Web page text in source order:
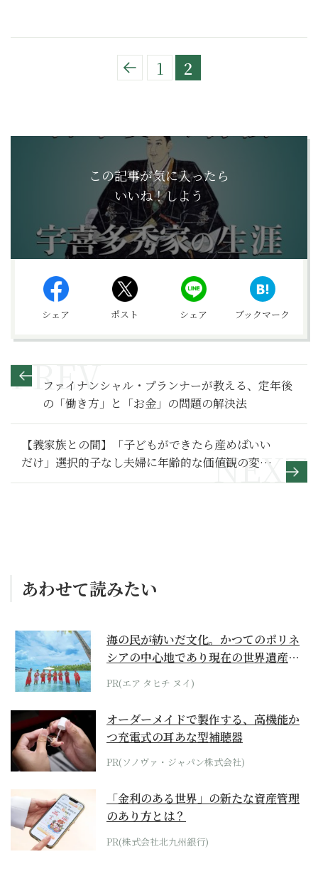
1 2
この記事が気に入ったら
いいね！しよう
シェア ポスト シェア ブックマーク
ファイナンシャル・プランナーが教える、定年後
の「働き方」と「お金」の問題の解決法
【義家族との間】「子どもができたら産めばいい
だけ」選択的子なし夫婦に年齢的な価値観の変化
は許されるのか～その１～
あわせて読みたい
海の民が紡いだ文化。かつてのポリネ
シアの中心地であり現在の世界遺産か
らみえてくる...
PR(エア タヒチ ヌイ)
オーダーメイドで製作する、高機能か
つ充電式の耳あな型補聴器
PR(ソノヴァ・ジャパン株式会社)
「金利のある世界」の新たな資産管理
のあり方とは？
PR(株式会社北九州銀行)